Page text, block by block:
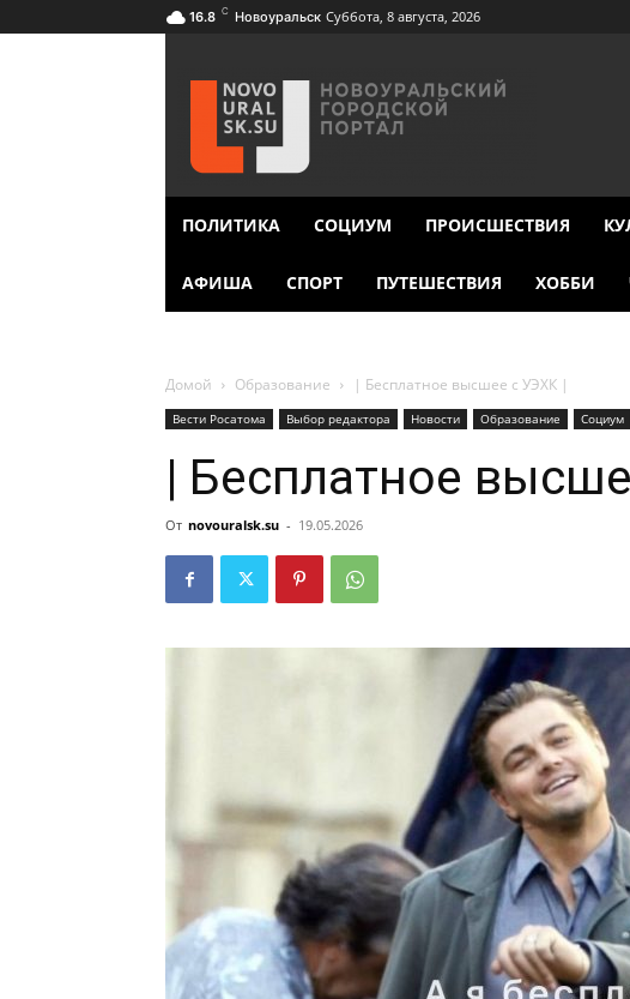
16.8 C Новоуральск Суббота, 8 августа, 2026
ПОЛИТИКА СОЦИУМ ПРОИСШЕСТВИЯ
АФИША СПОРТ ПУТЕШЕСТВИЯ ХОББИ
Домой Образование | Бесплатное высшее с УЭХК |
Вести Росатома Выбор редактора Новости Образование Социум
| Бесплатное
От novouralsk.su - 19.05.2026